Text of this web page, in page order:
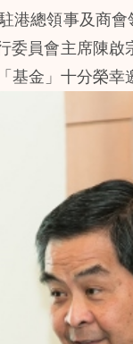
港總領事及商
員會主席陳
金」十分榮幸